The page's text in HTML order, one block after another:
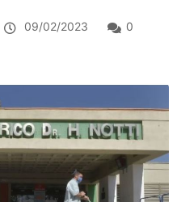
09/02/2023
0